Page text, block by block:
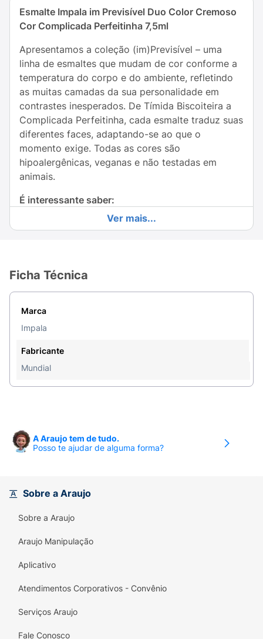
Esmalte Impala im Previsível Duo Color Cremoso
Cor Complicada Perfeitinha 7,5ml
Apresentamos a coleção (im)Previsível – uma
linha de esmaltes que mudam de cor conforme a
temperatura do corpo e do ambiente, refletindo
as muitas camadas da sua personalidade em
contrastes inesperados. De Tímida Biscoiteira a
Complicada Perfeitinha, cada esmalte traduz suas
diferentes faces, adaptando-se ao que o
momento exige. Todas as cores são
hipoalergênicas, veganas e não testadas em
animais.
É interessante saber:
Secagem rápida
Hipoalergênico
Vegano
Dermatologicamente testado
Pincel Flat
Acabamento:Duo Color
Ver mais...
Ficha Técnica
Marca
Impala
Fabricante
Mundial
A Araujo tem de tudo.
Posso te ajudar de alguma forma?
Sobre a Araujo
Sobre a Araujo
Araujo Manipulação
Aplicativo
Atendimentos Corporativos - Convênio
Serviços Araujo
Fale Conosco